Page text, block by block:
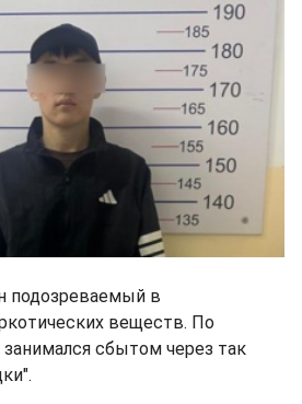
подозреваемый в
веществ. По
сбытом через так